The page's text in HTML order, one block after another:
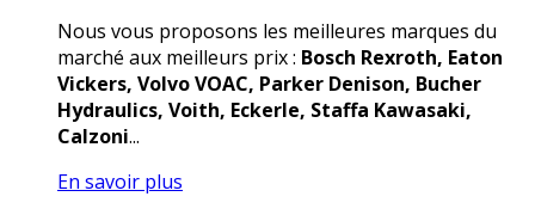
Nous vous proposons les meilleures marques du
marché aux meilleurs prix : Bosch Rexroth, Eaton
Vickers, Volvo VOAC, Parker Denison, Bucher
Hydraulics, Voith, Eckerle, Staffa Kawasaki,
Calzoni...
En savoir plus